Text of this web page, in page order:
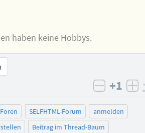
haben keine Hobbys.
negativ
+1
SELFHTML-Forum
anmelden
Beitrag im Thread-Baum